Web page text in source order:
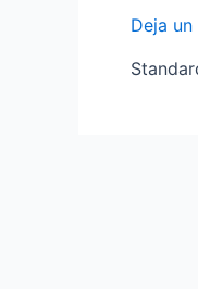
Deja